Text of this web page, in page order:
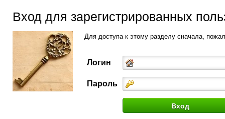
Вход для зарегистрированных
Для доступа к этому разделу сначала,
Логин
Пароль